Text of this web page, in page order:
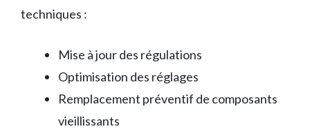
techniques :
Mise à jour des régulations
Optimisation des réglages
Remplacement préventif de composants
vieillissants